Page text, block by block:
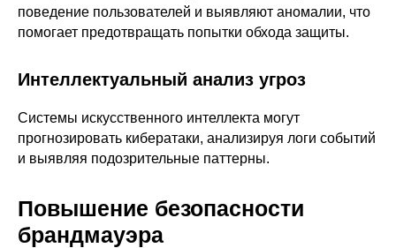
поведение пользователей и выявляют аномалии, что
помогает предотвращать попытки обхода защиты.
Интеллектуальный анализ угроз
Системы искусственного интеллекта могут
прогнозировать кибератаки, анализируя логи событий
и выявляя подозрительные паттерны.
Повышение безопасности
брандмауэра